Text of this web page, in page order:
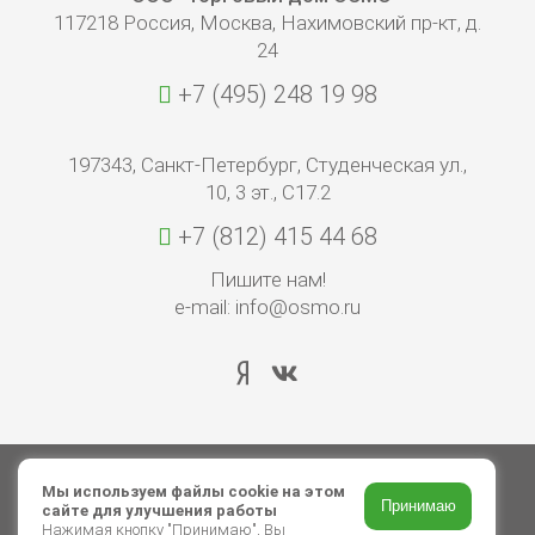
Найти подходящий инструмент!
быстро и легко рассчитать необходимый объем
продукта для Вашей задачи.
Перед проведением работ ознакомьтесь также с
информацией по применению в техническом
К калькулятору краски
117218 Россия, Москва, Нахимовский пр-кт, д.
24
+7 (495) 248 19 98
197343, Санкт-Петербург, Студенческая ул.,
10, 3 эт., С17.2
+7 (812) 415 44 68
Пишите нам!
e-mail: info@osmo.ru
© 2026 ООО «Торговый дом ОСМО»
Авторские права
Мы используем файлы cookie на этом
сайте для улучшения работы
Нажимая кнопку "Принимаю", Вы
Принимаю